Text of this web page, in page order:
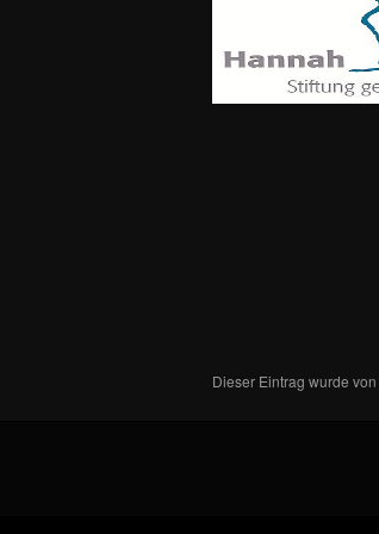
Dieser Eintrag wurde von